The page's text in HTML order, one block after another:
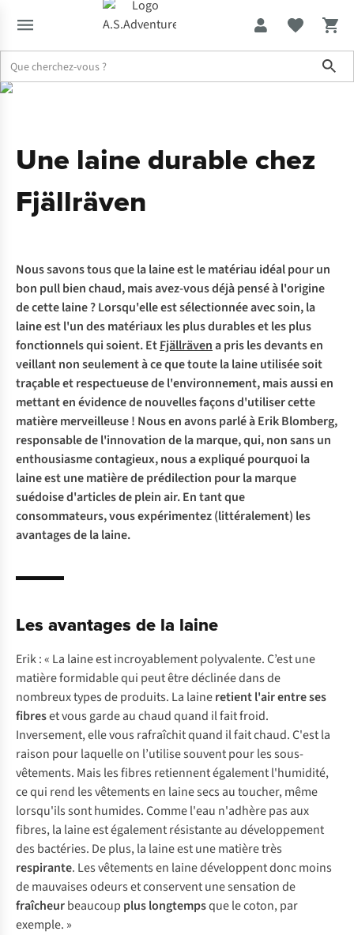
Une laine durable chez
Fjällräven
Nous savons tous que la laine est le matériau idéal pour un
bon pull bien chaud, mais avez-vous déjà pensé à l'origine
de cette laine ? Lorsqu'elle est sélectionnée avec soin, la
laine est l'un des matériaux les plus durables et les plus
fonctionnels qui soient. EtFjällrävena pris les devants en
veillant non seulement à ce que toute la laine utilisée soit
traçable et respectueuse de l'environnement, mais aussi en
mettant en évidence de nouvelles façons d'utiliser cette
matière merveilleuse ! Nous en avons parlé à Erik Blomberg,
responsable de l'innovation de la marque, qui, non sans un
enthousiasme contagieux, nous a expliqué pourquoi la
laine est une matière de prédilection pour la marque
suédoise d'articles de plein air. En tant que
consommateurs, vous expérimentez (littéralement) les
avantages de la laine.
Les avantages de la laine
Erik : « La laine est incroyablement polyvalente. C’est une
matière formidable qui peut être déclinée dans de
nombreux types de produits. La laineretient l'air entre ses
fibreset vous garde au chaud quand il fait froid.
Inversement, elle vous rafraîchit quand il fait chaud. C'est la
raison pour laquelle on l’utilise souvent pour les sous-
vêtements. Mais les fibres retiennent également l'humidité,
ce qui rend les vêtements en laine secs au toucher, même
lorsqu'ils sont humides. Comme l'eau n'adhère pas aux
fibres, la laine est également résistante au développement
des bactéries. De plus, la laine est une matière très
respirante. Les vêtements en laine développent donc moins
de mauvaises odeurs et conservent une sensation de
fraîcheurbeaucoup plus longtempsque le coton, par
exemple. »